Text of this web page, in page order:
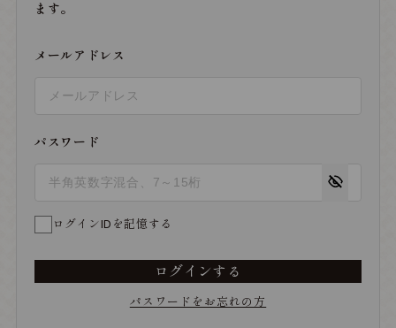
ます。
メールアドレス
パスワード
ログインIDを記憶する
ログインする
パスワードをお忘れの方